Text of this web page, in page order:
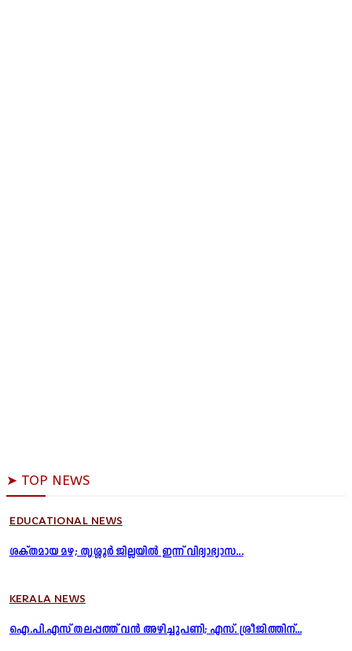
➤ TOP NEWS
EDUCATIONAL NEWS
ശക്തമായ മഴ; തൃശ്ശൂർ ജില്ലയിൽ ഇന്ന് വിദ്യാഭ്യാസ...
KERALA NEWS
ഐ.പി.എസ് തലപ്പത്ത് വൻ അഴിച്ചുപണി; എസ്. ശ്രീജിത്തിന്...